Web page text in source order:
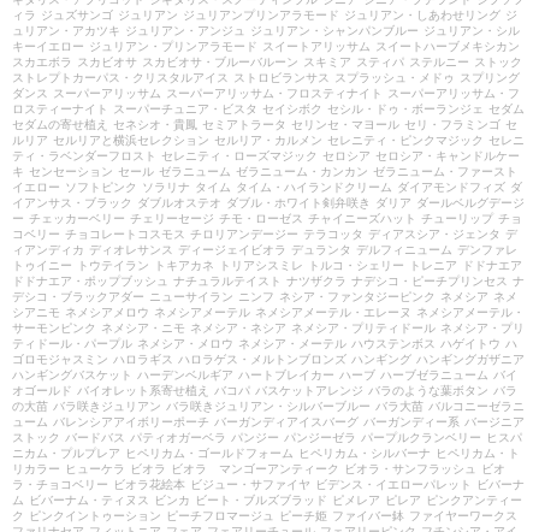
ィラ
ジュズサンゴ ジュリアン ジュリアンプリンアラモード ジュリアン・しあわせリング ジ
ュリアン・アカツキ ジュリアン・アンジュ ジュリアン・シャンパンブルー ジュリアン・シル
キーイエロー ジュリアン・プリンアラモード スイートアリッサム
スイートハーブメキシカン
スカエボラ
スカビオサ スカビオサ・ブルーバルーン スキミア スティパ ステルニー
ストック
ストレプトカーパス・クリスタルアイス
ストロビランサス スプラッシュ・メドゥ
スプリング
ダンス
スーパーアリッサム スーパーアリッサム・フロスティナイト
スーパーアリッサム・フ
ロスティーナイト
スーパーチュニア・ビスタ セイシボク セシル・ドゥ・ボーランジェ
セダム
セダムの寄せ植え
セネシオ・貴鳳 セミアトラータ セリンセ・マヨール セリ・フラミンゴ セ
ルリア セルリアと横浜セレクション セルリア・カルメン セレニティ・ピンクマジック
セレニ
ティ・ラベンダーフロスト
セレニティ・ローズマジック セロシア セロシア・キャンドルケー
キ センセーション セール ゼラニューム ゼラニューム・カンカン ゼラニューム・ファースト
イエロー ソフトピンク ソラリナ タイム タイム・ハイランドクリーム ダイアモンドフィズ ダ
イアンサス・ブラック
ダブルオステオ ダブル・ホワイト剣弁咲き ダリア ダールベルグデージ
ー チェッカーベリー チェリーセージ チモ・ローゼス チャイニーズハット チューリップ チョ
コベリー チョコレートコスモス チロリアンデージー テラコッタ ディアスシア・ジェンタ
デ
ィアンディカ ディオレサンス ディージェイビオラ デュランタ デルフィニューム デンファレ
トゥイニー
トウテイラン トキアカネ トリアシスミレ トルコ・シェリー トレニア
ドドナエア
ドドナエア・ポップブッシュ
ナチュラルテイスト ナツザクラ ナデシコ・ピーチプリンセス ナ
デシコ・ブラックアダー
ニューサイラン ニンフ ネシア・ファンタジーピンク ネメシア ネメ
シアニモ ネメシアメロウ ネメシアメーテル ネメシアメーテル・エレーヌ
ネメシアメーテル・
サーモンピンク
ネメシア・ニモ ネメシア・ネシア ネメシア・プリティドール ネメシア・プリ
ティドール・パープル ネメシア・メロウ ネメシア・メーテル ハウステンボス ハゲイトウ ハ
ゴロモジャスミン ハロラギス ハロラゲス・メルトンブロンズ ハンギング ハンギングガザニア
ハンギングバスケット
ハーデンベルギア ハートブレイカー ハーブ ハーブゼラニューム バイ
オゴールド バイオレット系寄せ植え バコパ バスケットアレンジ バラのような葉ボタン バラ
の大苗 バラ咲きジュリアン バラ咲きジュリアン・シルバーブルー バラ大苗 バルコニーゼラニ
ューム バレンシアアイボリーポーチ バーガンディアイスバーグ バーガンディー系 バージニア
ストック
バードバス パティオガーベラ パンジー パンジーゼラ パープルクランベリー
ヒスパ
ニカム・プルプレア
ヒペリカム・ゴールドフォーム ヒペリカム・シルバーナ
ヒペリカム・ト
リカラー
ヒューケラ ビオラ ビオラ マンゴーアンティーク ビオラ・サンフラッシュ
ビオ
ラ・チョコベリー
ビオラ花絵本 ビジュー・サファイヤ ビデンス・イエローパレット
ビバーナ
ム
ビバーナム・ティヌス ビンカ ビート・ブルズブラッド ピメレア ピレア
ピンクアンティー
ク
ピンクイントゥーション ピーチフロマージュ ピーチ姫 ファイバー鉢 ファイヤーワークス